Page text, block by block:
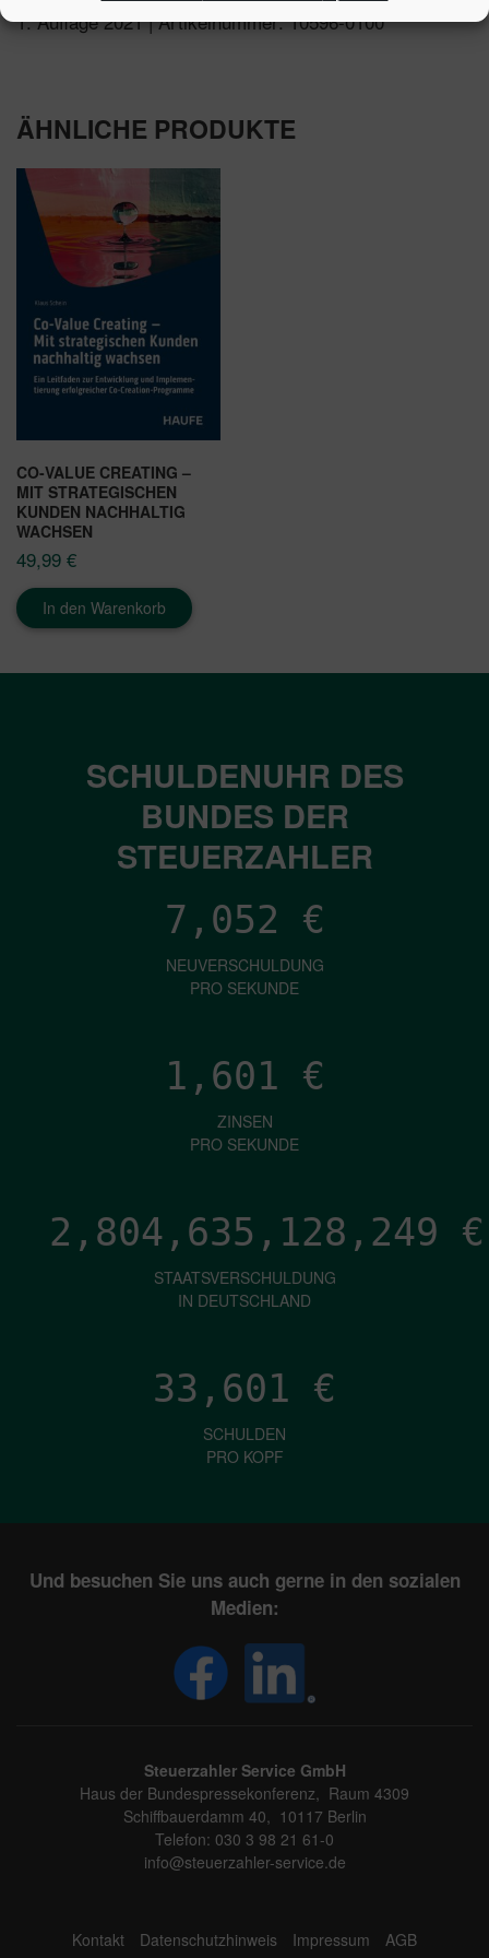
1. Auflage 2021 | Artikelnummer: 10596-0100
ÄHNLICHE PRODUKTE
CO-VALUE CREATING –
MIT STRATEGISCHEN
KUNDEN NACHHALTIG
WACHSEN
49,99 €
In den Warenkorb
SCHULDENUHR DES
BUNDES DER
STEUERZAHLER
7,052 €
NEUVERSCHULDUNG
PRO SEKUNDE
1,601 €
ZINSEN
PRO SEKUNDE
2,804,635,129,941 €
STAATSVERSCHULDUNG
IN DEUTSCHLAND
33,601 €
SCHULDEN
PRO KOPF
Und besuchen Sie uns auch gerne in den sozialen
Medien:
Steuerzahler Service GmbH
Haus der Bundespressekonferenz, Raum 4309
Schiffbauerdamm 40, 10117 Berlin
Telefon: 030 3 98 21 61-0
info@steuerzahler-service.de
Kontakt Datenschutzhinweis Impressum AGB